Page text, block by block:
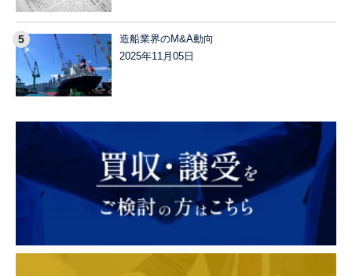
造船業界のM&A動向
2025年11月05日